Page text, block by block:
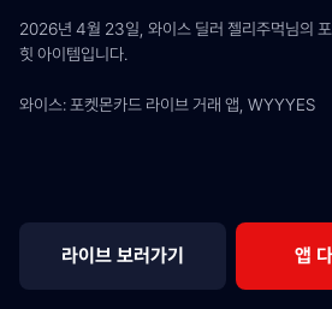
2026년 4월 23일, 와이스 딜러 젤리주먹님의
힛 아이템입니다.
와이스: 포켓몬카드 라이브 거래 앱, WYYYES
라이브 보러가기 앱